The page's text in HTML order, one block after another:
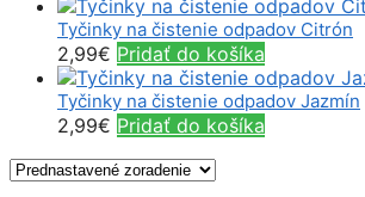
Tyčinky na čistenie odpadov Citrón
2,99€ Pridať do košíka
Tyčinky na čistenie odpadov Jazmín
2,99€ Pridať do košíka